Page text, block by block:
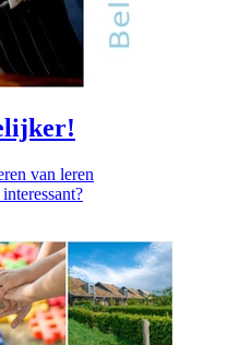
van leren